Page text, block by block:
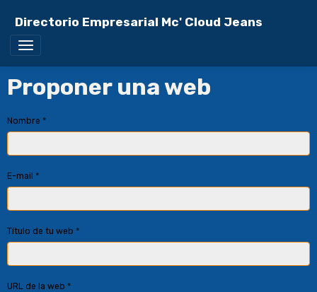
Directorio Empresarial Mc' Cloud Jeans
Proponer una web
Nombre
E-mail
Título de tu web
URL de la web